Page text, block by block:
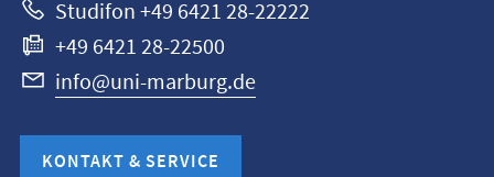
Studifon +49 6421 28-22222
+49 6421 28-22500
info@uni-marburg.de
KONTAKT & SERVICE